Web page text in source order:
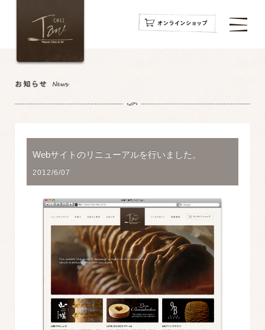
navigation
navigation
navigation
Webサイトのリニューアルを行いました。
2012/6/07